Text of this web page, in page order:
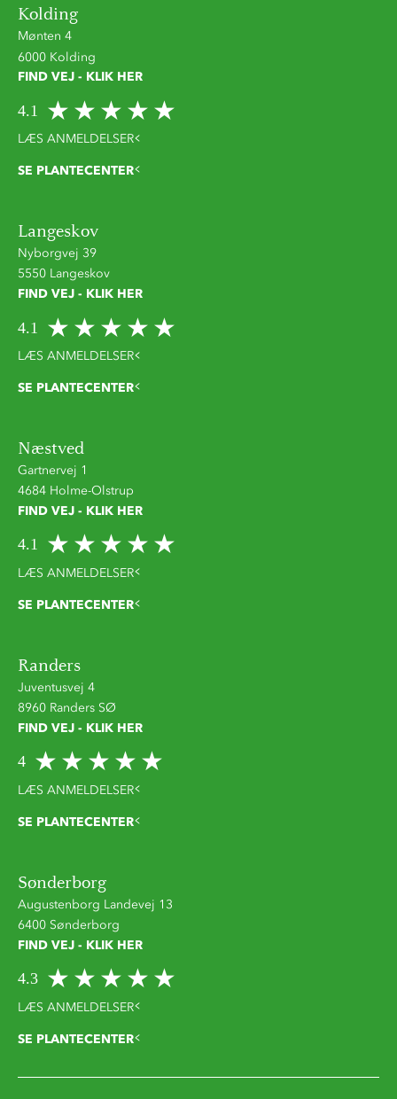
Kolding
Mønten 4
6000 Kolding
FIND VEJ - KLIK HER
4.1
LÆS ANMELDELSER
SE PLANTECENTER
Langeskov
Nyborgvej 39
5550 Langeskov
FIND VEJ - KLIK HER
4.1
LÆS ANMELDELSER
SE PLANTECENTER
Næstved
Gartnervej 1
4684 Holme-Olstrup
FIND VEJ - KLIK HER
4.1
LÆS ANMELDELSER
SE PLANTECENTER
Randers
Juventusvej 4
8960 Randers SØ
FIND VEJ - KLIK HER
4
LÆS ANMELDELSER
SE PLANTECENTER
Sønderborg
Augustenborg Landevej 13
6400 Sønderborg
FIND VEJ - KLIK HER
4.3
LÆS ANMELDELSER
SE PLANTECENTER